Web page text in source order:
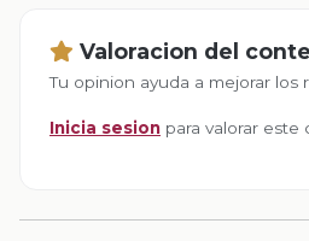
Valoracion del
Tu opinion ayuda a mejorar los
Inicia sesion para valorar este